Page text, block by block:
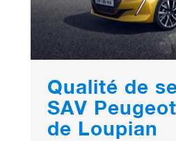
Qualité de
SAV
de Loupian